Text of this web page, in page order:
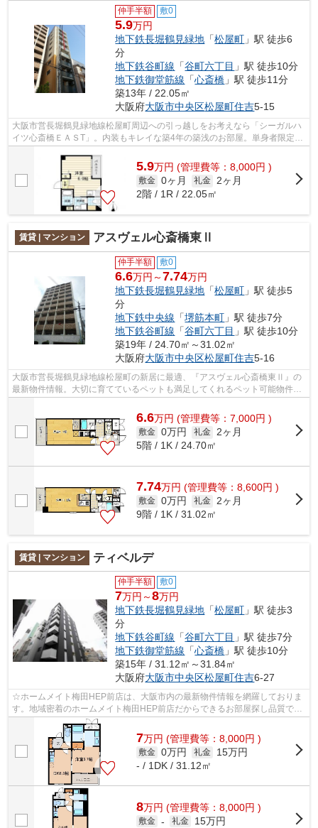
仲手半額 敷0
5.9万円
地下鉄長堀鶴見緑地 「松屋町 」駅 徒歩6
分
地下鉄谷町線 「谷町六丁目 」駅 徒歩10分
地下鉄御堂筋線 「心斎橋 」駅 徒歩11分
築13年 / 22.05㎡
大阪府大阪市中央区松屋町住吉5-15
大阪市営長堀鶴見緑地線松屋町周辺への引っ越しをお考えなら「シーガルハ
イツ心斎橋ＥＡＳT」。内装もキレイな築4年の築浅のお部屋。単身者限定の
お住まいなので初めて一人暮らしをす...
5.9万円 (管理費等：8,000円 )
敷金 0ヶ月 礼金 2ヶ月
2階 / 1R / 22.05㎡
賃貸 | マンション アスヴェル心斎橋東Ⅱ
仲手半額 敷0
6.6万円～7.74万円
地下鉄長堀鶴見緑地 「松屋町 」駅 徒歩5
分
地下鉄中央線 「堺筋本町 」駅 徒歩7分
地下鉄谷町線 「谷町六丁目 」駅 徒歩10分
築19年 / 24.70㎡～31.02㎡
大阪府大阪市中央区松屋町住吉5-16
大阪市営長堀鶴見緑地線松屋町の新居に最適、『アスヴェル心斎橋東Ⅱ』の
最新物件情報。大切に育てているペットも満足してくれるペット可能物件で
す。ネットの使いやすさがいい、光回線...
6.6万円 (管理費等：7,000円 )
敷金 0万円 礼金 2ヶ月
5階 / 1K / 24.70㎡
7.74万円 (管理費等：8,600円 )
敷金 0万円 礼金 2ヶ月
9階 / 1K / 31.02㎡
賃貸 | マンション ティベルデ
仲手半額 敷0
7万円～8万円
地下鉄長堀鶴見緑地 「松屋町 」駅 徒歩3
分
地下鉄谷町線 「谷町六丁目 」駅 徒歩7分
地下鉄御堂筋線 「心斎橋 」駅 徒歩10分
築15年 / 31.12㎡～31.84㎡
大阪府大阪市中央区松屋町住吉6-27
☆ホームメイト梅田HEP前店は、大阪市内の最新物件情報を網羅しておりま
す。地域密着のホームメイト梅田HEP前店だからできるお部屋探し品質であ
なたの理想のお部屋一緒に探しましょう♪...
7万円 (管理費等：8,000円 )
敷金 0万円 礼金
15万円
- / 1DK / 31.12㎡
8万円 (管理費等：8,000円 )
敷金 - 礼金
15万円